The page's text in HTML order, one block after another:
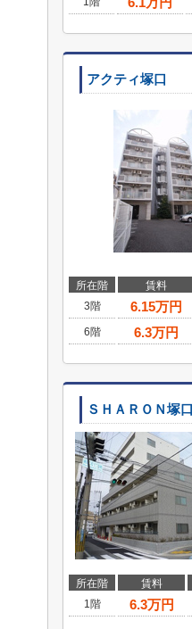
アクティ塚口
所在階 賃料
3階
6.15万円
6階
6.3万円
ＳＨＡＲＯＮ塚口
所在階 賃料
1階
6.3万円